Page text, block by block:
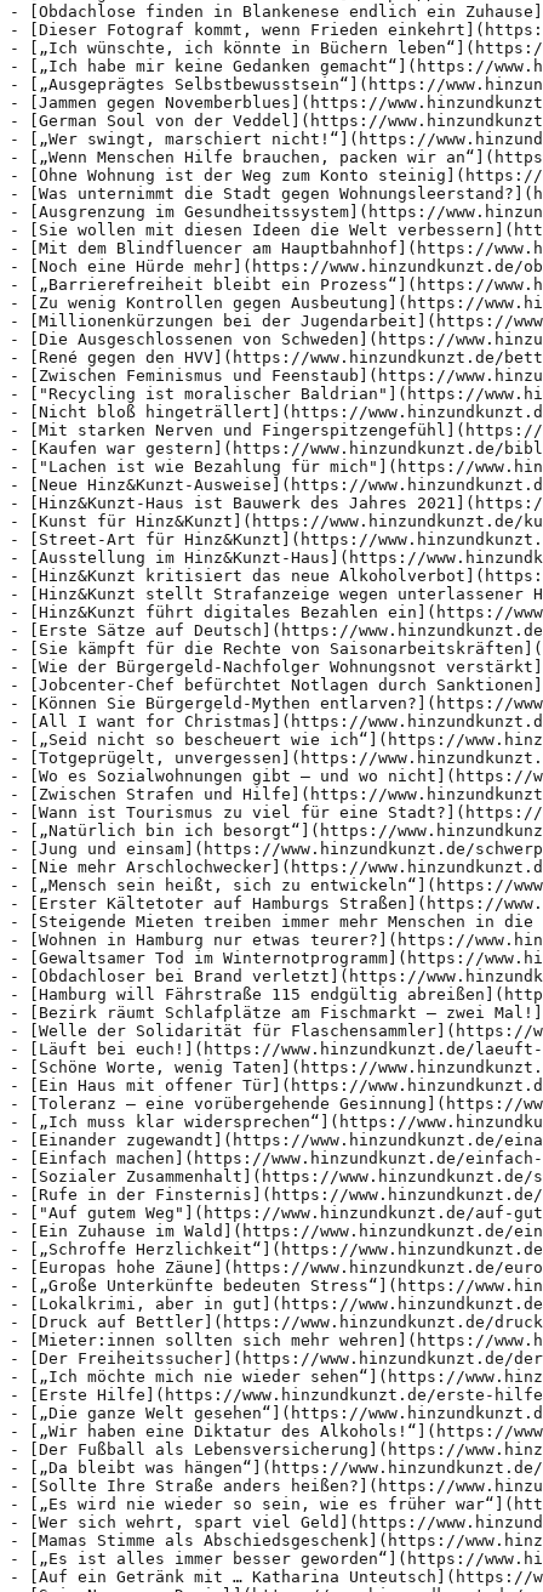
- [Obdachlose finden in Blankenese endlich ein
- [Dieser Fotograf kommt, wenn Frieden
- [„Ich wünschte, ich könnte in Büchern
- [„Ich habe mir keine Gedanken gemacht“](https://
- [„Ausgeprägtes Selbstbewusstsein“](https://
- [Jammen gegen Novemberblues](https://
- [German Soul von der Veddel](https://
- [„Wer swingt, marschiert nicht!“](https://
- [„Wenn Menschen Hilfe brauchen, packen wir
- [Ohne Wohnung ist der Weg zum Konto
- [Was unternimmt die Stadt gegen
- [Ausgrenzung im Gesundheitssystem](https://
- [Sie wollen mit diesen Ideen die Welt
- [Mit dem Blindfluencer am Hauptbahnhof](https://
- [Noch eine Hürde mehr](https://
- [„Barrierefreiheit bleibt ein Prozess“](https://
- [Zu wenig Kontrollen gegen Ausbeutung](https://
- [Millionenkürzungen bei der Jugendarbeit](https://
- [Die Ausgeschlossenen von Schweden](https://
- [René gegen den HVV](https://
- [Zwischen Feminismus und Feenstaub](https://
- ["Recycling ist moralischer Baldrian"](https://
- [Nicht bloß hingeträllert](https://
- [Mit starken Nerven und Fingerspitzengefühl](https://
- [Kaufen war gestern](https://www.hinzundkunzt.de/
- ["Lachen ist wie Bezahlung für mich"](https://
- [Neue Hinz&Kunzt-Ausweise](https://
- [Hinz&Kunzt-Haus ist Bauwerk des Jahres